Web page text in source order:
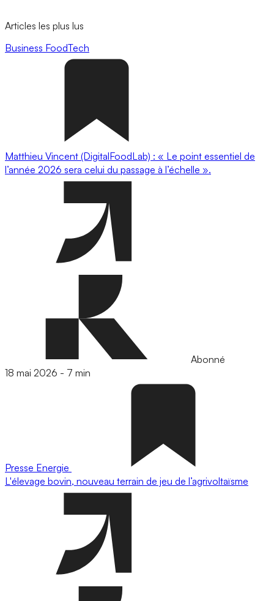
Articles les plus lus
Business FoodTech
Matthieu Vincent (DigitalFoodLab) : « Le point essentiel de
l’année 2026 sera celui du passage à l’échelle ».
Abonné
18 mai 2026 - 7 min
Presse Energie
L'élevage bovin, nouveau terrain de jeu de l’agrivoltaïsme